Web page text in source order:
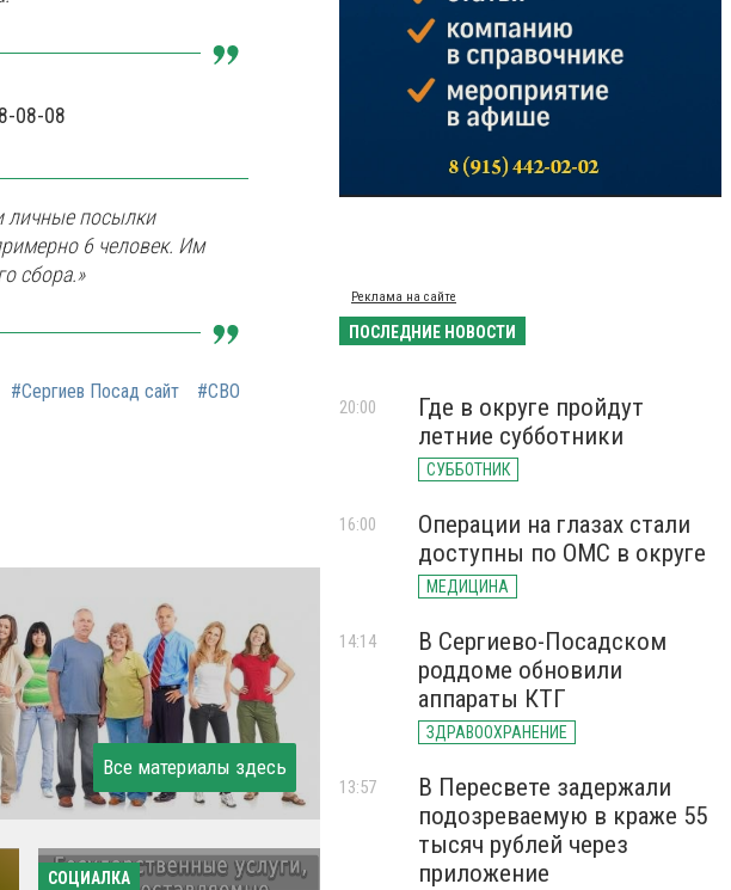
08-08
личные посылки
6 человек. Им
сбора.»
#Сергиев Посад сайт
#СВО
Все материалы здесь
СОЦИАЛКА
Реклама на сайте
ПОСЛЕДНИЕ НОВОСТИ
Где в округе пройдут
летние субботники
СУББОТНИК
20:00
Операции на глазах стали
доступны по ОМС в округе
МЕДИЦИНА
16:00
В Сергиево-Посадском
роддоме обновили
аппараты КТГ
ЗДРАВООХРАНЕНИЕ
14:14
В Пересвете задержали
подозреваемую в краже 55
тысяч рублей через
приложение
13:57